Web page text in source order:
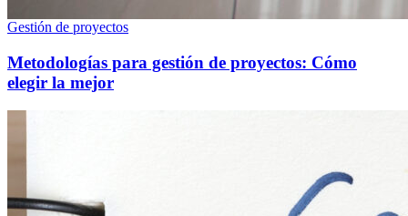
Gestión de proyectos
Metodologías para gestión de proyectos: Cómo
elegir la mejor